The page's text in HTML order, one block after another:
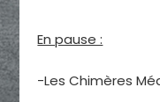
En pause :
-Les Chimères